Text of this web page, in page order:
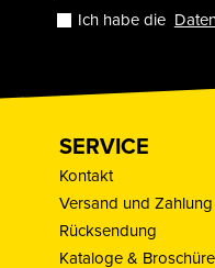
Ich habe die
SERVICE
Kontakt
Versand und Zahlung
Rücksendung
Kataloge &